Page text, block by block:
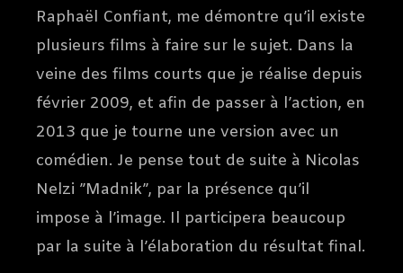
Raphaël Confiant, me démontre qu’il existe
plusieurs films à faire sur le sujet. Dans la
veine des films courts que je réalise depuis
février 2009, et afin de passer à l’action, en
2013 que je tourne une version avec un
comédien. Je pense tout de suite à Nicolas
Nelzi ”Madnik”, par la présence qu’il
impose à l’image. Il participera beaucoup
par la suite à l’élaboration du résultat final.